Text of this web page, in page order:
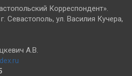
Корреспондент».
Севастополь, ул. Василия Кучера,
А.В.